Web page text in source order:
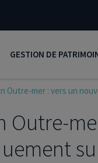
GESTION DE
Développer son
Réduire ses impôts
Outre-mer : vers un
Outre-